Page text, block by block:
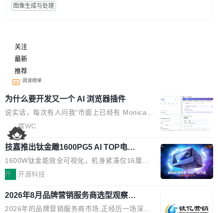
图像生成与处理
关注
最新
推荐
阅读榜单
为什么要开发又一个 AI 浏览器插件
说实话，每次有人问我"市面上已经有 Monica、
Sider、Copilot for Chrome 这些 AI 浏览器插件
了，你为什么还要再做一个"，我都觉得这个问题
问得好。 因为我自己也是从用户变成开发者的。
现有产品的天花板 我用过不少 AI 浏览器插件。
刚开始觉得都挺好——选中一段文字，弹出解
要。但用久了你会发现，它们本质上都是同一类
东西：一个带网页上下文的聊天框。 它们能读取
席WC
技嘉推出钛金雕1600PG5 AI TOP电
源：为发烧级主机与本地AI算力打造旗
舰供电方案
1600W钛金能效全可视化，机身紧凑仅16厘米
继2026台北电脑展首度亮相后，技嘉科技近日正
电源专为发烧级DIY主机与本地AI算力平台打
造，整机长度仅16厘米，提供1600W额定功率
开 开源科技
2026年8月品牌营销服务商选型观察：
从流量思维到品牌资产思维的范式转移
2026年的品牌营销服务商市场,正经历一场深刻